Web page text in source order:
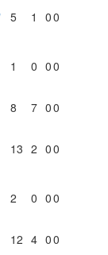
5 1 00
1 0 00
8 7 00
13 2 00
2 0 00
12 4 00